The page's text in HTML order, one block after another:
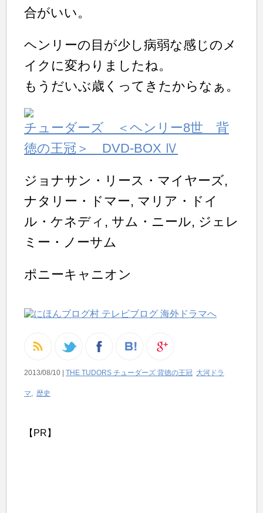
合がいい。
ヘンリーの目が少し病弱な感じのメ
イクに変わりましたね。
もうだいぶ歳くってきたからなぁ。
チューダーズ ＜ヘンリー8世 背
徳の王冠＞ DVD-BOX Ⅳ
ジョナサン・リース・マイヤーズ,
ナタリー・ドマー, マリア・ドイ
ル・ケネディ, サム・ニール, ジェレ
ミー・ノーサム
ポニーキャニオン
2013/08/10 | THE TUDORS チューダーズ 背徳の王冠 大河ドラ
マ 歴史
【PR】